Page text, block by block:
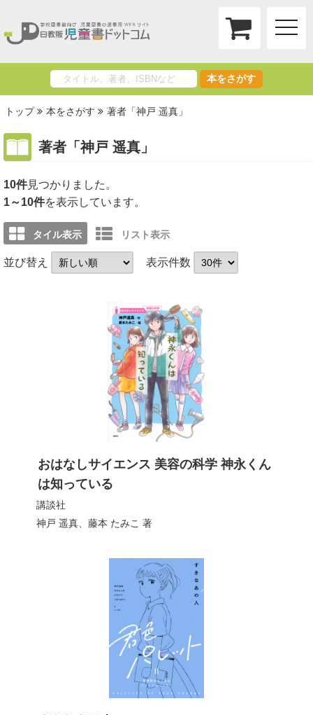
toggle
本をさがす
トップ 本をさがす 著者「神戸 遥真」
著者「神戸 遥真」
10件
1～10件を表示しています。
タイル表示 リスト表示
並び替え 表示件数
おはなしサイエンス 美容の科学 神永くん
は知っている
講談社
神戸 遥真、 藤本 たみこ 著